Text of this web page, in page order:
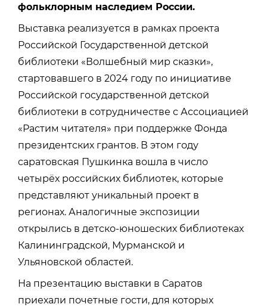
фольклорным наследием России.
Выставка реализуется в рамках проекта
Российской Государственной детской
библиотеки «Волшебный мир сказки»,
стартовавшего в 2024 году по инициативе
Российской государственной детской
библиотеки в сотрудничестве с Ассоциацией
«Растим читателя» при поддержке Фонда
президентских грантов. В этом году
саратовская Пушкинка вошла в число
четырёх российских библиотек, которые
представляют уникальный проект в
регионах. Аналогичные экспозиции
открылись в детско-юношеских библиотеках
Калининградской, Мурманской и
Ульяновской областей.
На презентацию выставки в Саратов
приехали почетные гости, для которых